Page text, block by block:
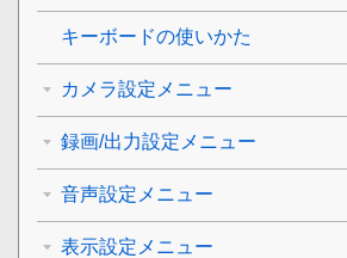
キーボードの使いかた
カメラ設定メニュー
録画/出力設定メニュー
音声設定メニュー
表示設定メニュー